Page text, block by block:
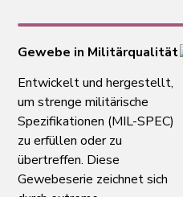
Gewebe in Militärqualität
Entwickelt und hergestellt,
um strenge militärische
Spezifikationen (MIL-SPEC)
zu erfüllen oder zu
übertreffen. Diese
Gewebeserie zeichnet sich